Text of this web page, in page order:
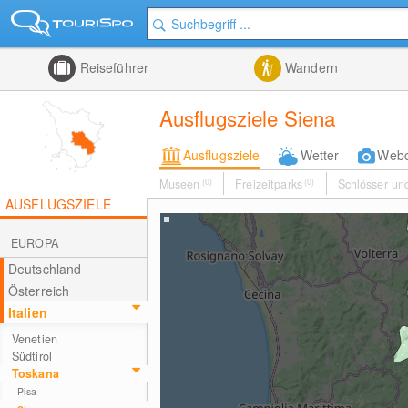
Reiseführer Wandern
Ausflugsziele Siena
Ausflugsziele Wetter
Museen (0) Freizeitparks (0) Schlösser
AUSFLUGSZIELE
EUROPA
Deutschland
Österreich
Italien
Venetien
Südtirol
Toskana
Pisa